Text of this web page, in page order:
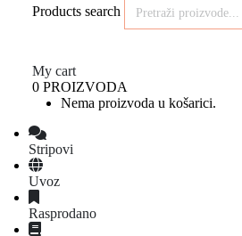
Products search
My cart
0 PROIZVODA
Nema proizvoda u košarici.
Stripovi
Uvoz
Rasprodano